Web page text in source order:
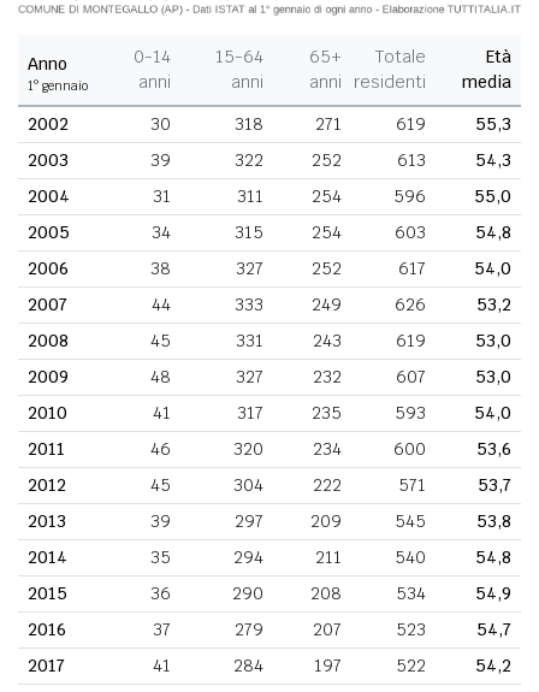
Anno
1° gennaio
0-14
anni
15-64
anni
65+
anni
Totale
residenti
Età
media
2002
30 318 271 619
55,3
2003
39 322 252 613
54,3
2004
31 311 254 596
55,0
2005
34 315 254 603
54,8
2006
38 327 252 617
54,0
2007
44 333 249 626
53,2
2008
45 331 243 619
53,0
2009
48 327 232 607
53,0
2010
41 317 235 593
54,0
2011
46 320 234 600
53,6
2012
45 304 222 571
53,7
2013
39 297 209 545
53,8
2014
35 294 211 540
54,8
2015
36 290 208 534
54,9
2016
37 279 207 523
54,7
2017
41 284 197 522
54,2